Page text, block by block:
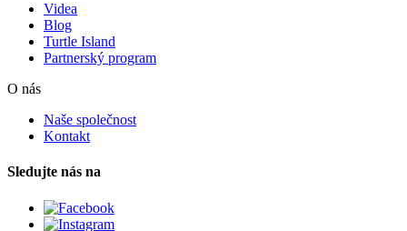
Videa
Blog
Turtle Island
Partnerský program
O nás
Naše společnost
Kontakt
Sledujte nás na